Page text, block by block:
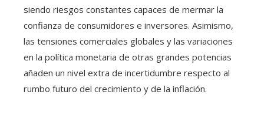
siendo riesgos constantes capaces de mermar la
confianza de consumidores e inversores. Asimismo,
las tensiones comerciales globales y las variaciones
en la política monetaria de otras grandes potencias
añaden un nivel extra de incertidumbre respecto al
rumbo futuro del crecimiento y de la inflación.